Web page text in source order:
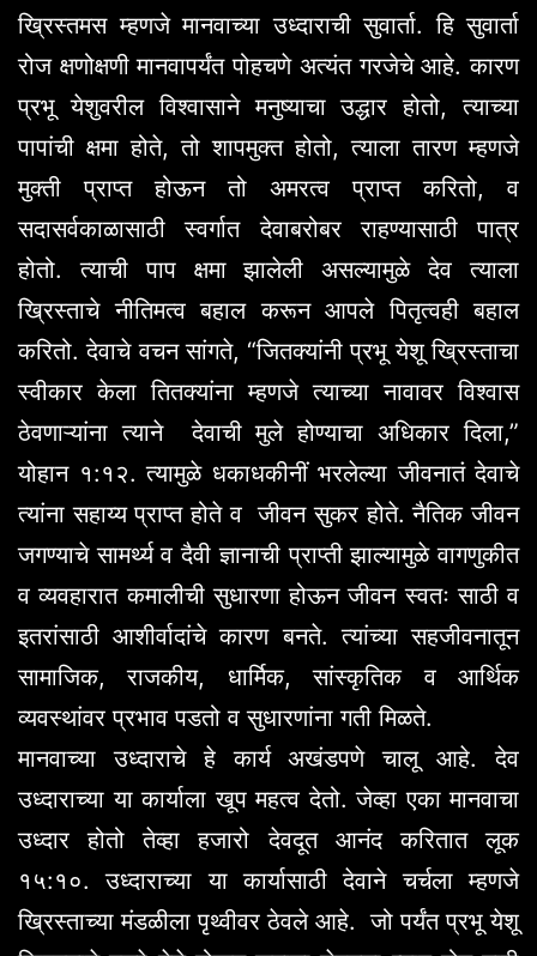
ख्रिस्तमस म्हणजे मानवाच्या उध्दाराची सुवार्ता. हि सुवार्ता
रोज क्षणोक्षणी मानवापर्यंत पोहचणे अत्यंत गरजेचे आहे. कारण
प्रभू येशुवरील विश्वासाने मनुष्याचा उद्धार होतो, त्याच्या
पापांची क्षमा होते, तो शापमुक्त होतो, त्याला तारण म्हणजे
मुक्ती प्राप्त होऊन तो अमरत्व प्राप्त करितो, व
सदासर्वकाळासाठी स्वर्गात देवाबरोबर राहण्यासाठी पात्र
होतो. त्याची पाप क्षमा झालेली असल्यामुळे देव त्याला
ख्रिस्ताचे नीतिमत्व बहाल करून आपले पितृत्वही बहाल
करितो. देवाचे वचन सांगते, “जितक्यांनी प्रभू येशू ख्रिस्ताचा
स्वीकार केला तितक्यांना म्हणजे त्याच्या नावावर विश्वास
ठेवणाऱ्यांना त्याने देवाची मुले होण्याचा अधिकार दिला,”
योहान १:१२. त्यामुळे धकाधकीनीं भरलेल्या जीवनातं देवाचे
त्यांना सहाय्य प्राप्त होते व जीवन सुकर होते. नैतिक जीवन
जगण्याचे सामर्थ्य व दैवी ज्ञानाची प्राप्ती झाल्यामुळे वागणुकीत
व व्यवहारात कमालीची सुधारणा होऊन जीवन स्वतः साठी व
इतरांसाठी आशीर्वादांचे कारण बनते. त्यांच्या सहजीवनातून
सामाजिक, राजकीय, धार्मिक, सांस्कृतिक व आर्थिक
व्यवस्थांवर प्रभाव पडतो व सुधारणांना गती मिळते.
मानवाच्या उध्दाराचे हे कार्य अखंडपणे चालू आहे. देव
उध्दाराच्या या कार्याला खूप महत्व देतो. जेव्हा एका मानवाचा
उध्दार होतो तेव्हा हजारो देवदूत आनंद करितात लूक
१५:१०. उध्दाराच्या या कार्यासाठी देवाने चर्चला म्हणजे
ख्रिस्ताच्या मंडळीला पृथ्वीवर ठेवले आहे. जो पर्यंत प्रभू येशू